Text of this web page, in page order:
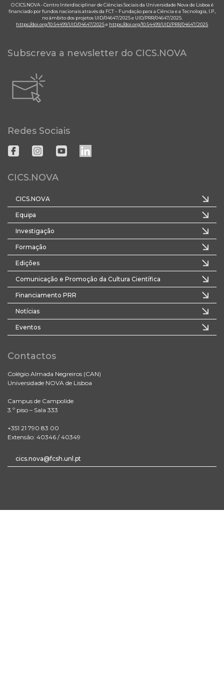
O CICS.NOVA - Centro Interdisciplinar de Ciências Sociais da Universidade Nova de Lisboa é
financiado por fundos nacionais através da FCT – Fundação para a Ciência e a Tecnologia, I.P.,
no âmbito dos projetos UID/04647/2025 e UID/PRR/04647/2025.
https://doi.org/10.54499/UID/04647/2025e https://doi.org/10.54499/UID/PRR/04647/2025
Subscreva a newsletter do CICS.NOVA
Redes Sociais
CICS.NOVA
CICS.NOVA
Equipa
Investigação
Formação
Edições
Comunicação e Promoção da Cultura Científica
Financiamento PRR
Notícias
Eventos
Contactos
Colégio Almada Negreiros (CAN)
Universidade NOVA de Lisboa
Campus de Campolide
3.º piso – Sala 333
+351 21 790 83 00
Extensão: 40346 / 40349
cics.nova@fcsh.unl.pt